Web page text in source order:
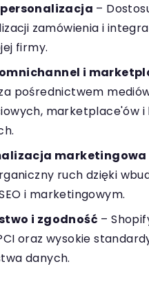
–
zamówienia i
firmy.
i
pośrednictwem
marketplace'ów i
marketingowa
ruch dzięki
i marketingowym.
i zgodność –
oraz wysokie
danych.